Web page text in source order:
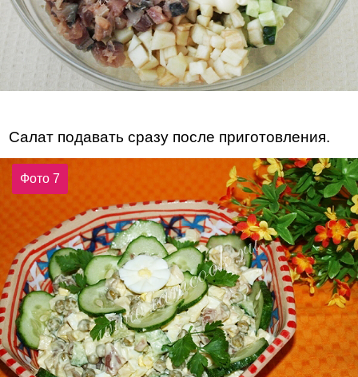
Салат подавать сразу после приготовления.
Фото 7